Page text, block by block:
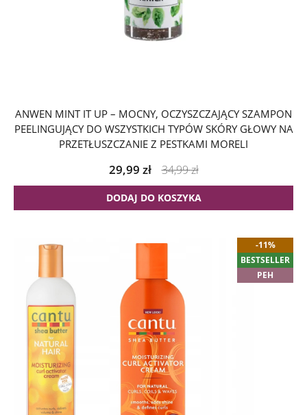
ANWEN MINT IT UP – MOCNY, OCZYSZCZAJĄCY SZAMPON
PEELINGUJĄCY DO WSZYSTKICH TYPÓW SKÓRY GŁOWY NA
PRZETŁUSZCZANIE Z PESTKAMI MORELI
29,99 zł 34,99zł
DODAJ DO KOSZYKA
-11%
BESTSELLER
PEH